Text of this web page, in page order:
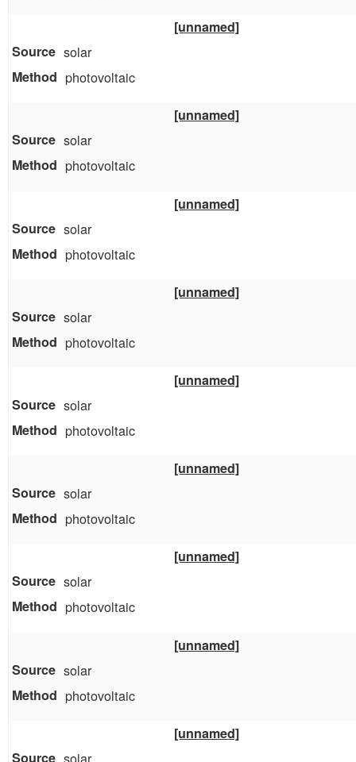
[unnamed]
solar
photovoltaic
[unnamed]
solar
photovoltaic
[unnamed]
solar
photovoltaic
[unnamed]
solar
photovoltaic
[unnamed]
solar
photovoltaic
[unnamed]
solar
photovoltaic
[unnamed]
solar
photovoltaic
[unnamed]
solar
photovoltaic
[unnamed]
solar